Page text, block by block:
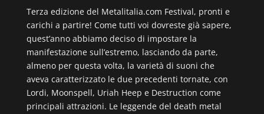
Terza edizione del Metalitalia.com Festival, pronti e
carichi a partire! Come tutti voi dovreste già sapere,
quest’anno abbiamo deciso di impostare la
manifestazione sull’estremo, lasciando da parte,
almeno per questa volta, la varietà di suoni che
aveva caratterizzato le due precedenti tornate, con
Lordi, Moonspell, Uriah Heep e Destruction come
principali attrazioni. Le leggende del death metal